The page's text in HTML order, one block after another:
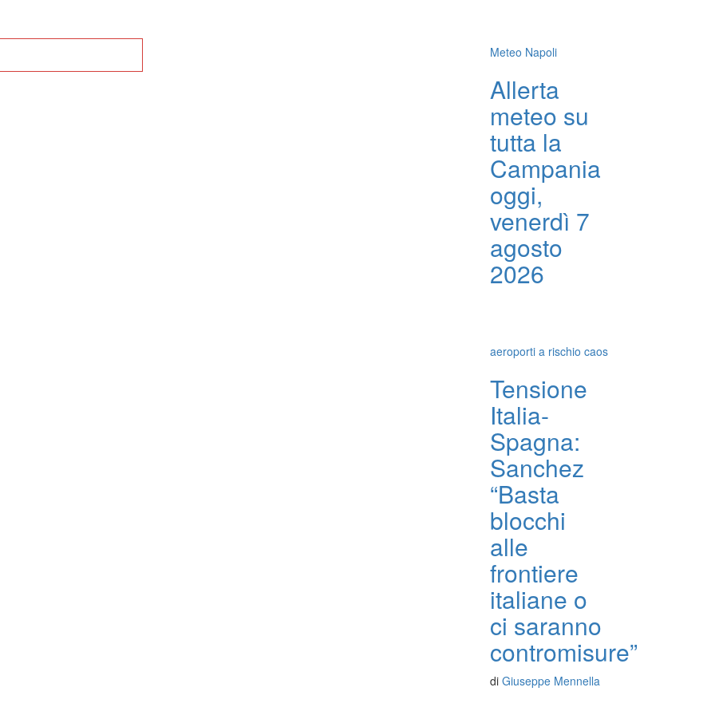
Meteo Napoli
Allerta
meteo su
tutta la
Campania
oggi,
venerdì 7
agosto
2026
aeroporti a rischio caos
Tensione
Italia-
Spagna:
Sanchez
“Basta
blocchi
alle
frontiere
italiane o
ci saranno
contromisure”
di Giuseppe Mennella